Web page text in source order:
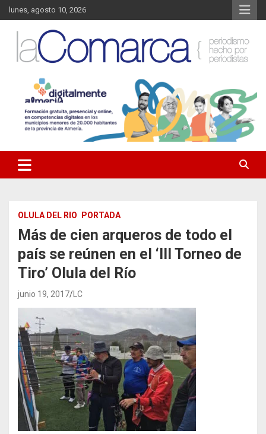
Saltar
al
contenido
lunes, agosto 10, 2026
La Comarca – Noticias del
Almanzora
Almanzora y sus localidades.
OLULA DEL RIO PORTADA
Más de cien arqueros de todo el
país se reúnen en el ‘III Torneo de
Tiro’ Olula del Río
junio 19, 2017 LC